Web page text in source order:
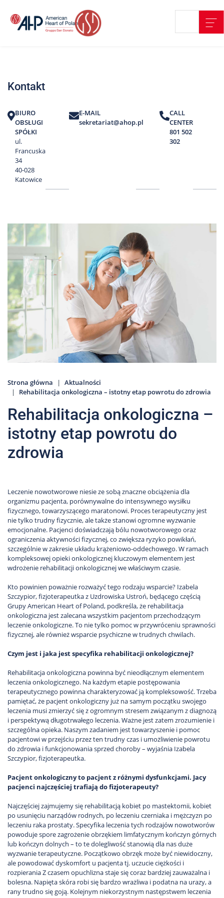
treści
Strefa
Edukacja
Pacjenta
O
nas
Marki
Nas
Kariera
Galeria
Kontakt
801
502
302
Kontakt
BIURO
OBSŁUGI
SPÓŁKI
ul.
Francuska
34
40-028
Katowice
E-MAIL
sekretariat@ahop.pl
CALL
CENTER
801 502
302
Strona główna
Aktualności
Rehabilitacja onkologiczna – istotny etap powrotu do zdrowia
Rehabilitacja onkologiczna –
istotny etap powrotu do
zdrowia
Leczenie nowotworowe niesie ze sobą znaczne obciążenia dla
organizmu pacjenta, porównywalne do intensywnego wysiłku
fizycznego, towarzyszącego maratonowi. Proces terapeutyczny jest
nie tylko trudny fizycznie, ale także stanowi ogromne wyzwanie
emocjonalne. Pacjenci doświadczają bólu nowotworowego oraz
ograniczenia aktywności fizycznej, co zwiększa ryzyko powikłań,
szczególnie w zakresie układu krążeniowo-oddechowego. W ramach
kompleksowej opieki onkologicznej kluczowym elementem jest
wdrożenie rehabilitacji onkologicznej we właściwym czasie.
Kto powinien poważnie rozważyć tego rodzaju wsparcie? Izabela
Szczypior, fizjoterapeutka z Uzdrowiska Ustroń, będącego częścią
Grupy American Heart of Poland, podkreśla, że rehabilitacja
onkologiczna jest zalecana wszystkim pacjentom przechodzącym
leczenie onkologiczne. To nie tylko pomoc w przywróceniu sprawności
fizycznej, ale również wsparcie psychiczne w trudnych chwilach.
Czym jest i jaka jest specyfika rehabilitacji onkologicznej?
Rehabilitacja onkologiczna powinna być nieodłącznym elementem
leczenia onkologicznego. Na każdym etapie postępowania
terapeutycznego powinna charakteryzować ją kompleksowość. Trzeba
pamiętać, że pacjent onkologiczny już na samym początku swojego
leczenia musi zmierzyć się z ogromnym stresem związanym z diagnozą
i perspektywą długotrwałego leczenia. Ważne jest zatem zrozumienie i
szczególna opieka. Naszym zadaniem jest towarzyszenie i pomoc
pacjentowi w przejściu przez ten trudny czas i umożliwienie powrotu
do zdrowia i funkcjonowania sprzed choroby – wyjaśnia Izabela
Szczypior, fizjoterapeutka.
Pacjent onkologiczny to pacjent z różnymi dysfunkcjami. Jacy
pacjenci najczęściej trafiają do fizjoterapeuty?
Najczęściej zajmujemy się rehabilitacją kobiet po mastektomii, kobiet
po usunięciu narządów rodnych, po leczeniu czerniaka i mężczyzn po
leczeniu raka prostaty. Specyfika leczenia tych rodzajów nowotworów
powoduje spore zagrożenie obrzękiem limfatycznym kończyn górnych
lub kończyn dolnych – to te dolegliwość stanowią dla nas duże
wyzwanie terapeutyczne. Początkowo obrzęk może być niewidoczny,
ale powodować dyskomfort u pacjenta tj. uczucie ciężkości i
rozpierania Z czasem opuchlizna staje się coraz bardziej zauważalna i
bolesna. Napięta skóra robi się bardzo wrażliwa i podatna na urazy, a
rany trudno się goją. Kolejnym niekorzystnym następstwem leczenia